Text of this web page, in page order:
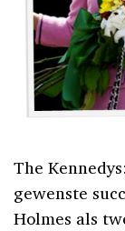
The
gewenste
Holmes als